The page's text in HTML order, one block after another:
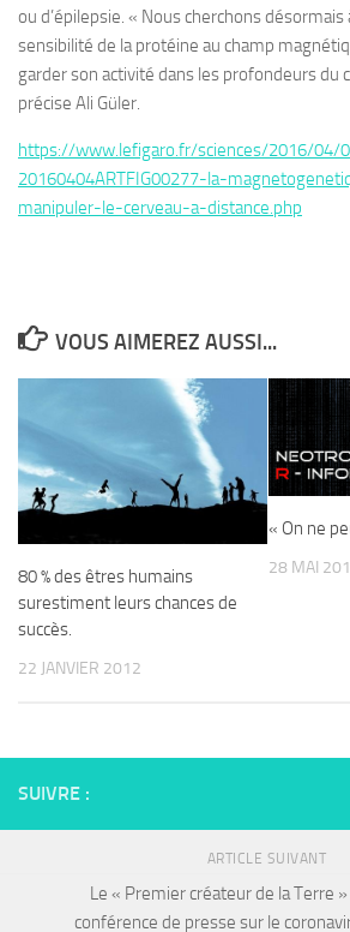
ou d’épilepsie. « Nous cherchons désormais
sensibilité de la protéine au champ
garder son activité dans les profondeurs du
précise Ali Güler.
https://www.lefigaro.fr/sciences/2016/04/
20160404ARTFIG00277-la-
manipuler-le-cerveau-a-distance.php
VOUS AIMEREZ AUSSI...
80 % des êtres humains
surestiment leurs chances de
succès.
22 JANVIER 2012
« On ne
28 MAI
SUIVRE :
ARTICLE SUIVANT
Le « Premier créateur de la Terre
conférence de presse sur le